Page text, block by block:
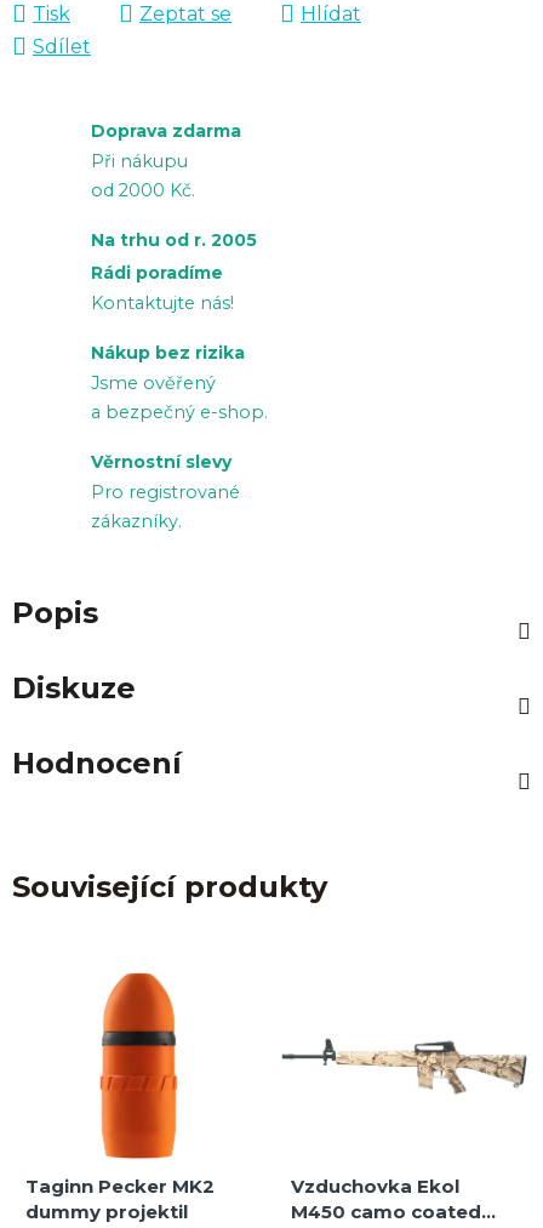
Tisk Zeptat se
Hlídat
Sdílet
Doprava zdarma
Při nákupu
od 2000 Kč.
Na trhu od r. 2005
Rádi poradíme
Kontaktujte nás!
Nákup bez rizika
Jsme ověřený
a bezpečný e-shop.
Věrnostní slevy
Pro registrované
zákazníky.
Popis
Diskuze
Hodnocení
Související produkty
Taginn Pecker MK2
dummy projektil
Vzduchovka Ekol
M450 camo coated